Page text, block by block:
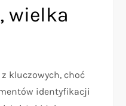
wielka
kluczowych, choć
identyfikacji